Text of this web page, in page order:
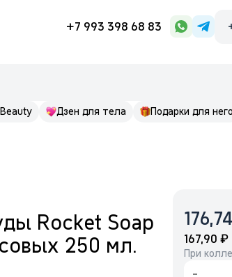
+7 993 398 68 83
Дзен для тела Подарки для него
Rocket Soap
250 мл.
176,74
167,90 ₽
При